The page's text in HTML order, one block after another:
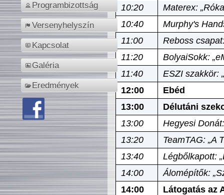
Programbizottság
Versenyhelyszín
Kapcsolat
Galéria
Eredmények
10:20
Materex:
10:40
Murphy's
11:00
Reboss
11:20
BolyaiSokk:
11:40
ESZI szakkör:
12:00
Ebéd
13:00
Délutáni
13:00
Hegyesi
13:20
TeamTAG: „A
13:40
Légbőlkapott:
14:00
Álomépítők:
14:00
Látogatás az